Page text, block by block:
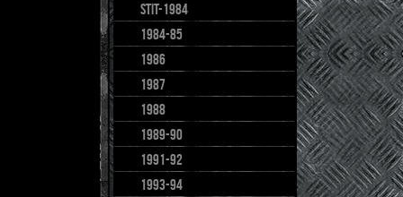
stit-1984
1984-85
1986
1987
1988
1989-90
1991-92
1993-94